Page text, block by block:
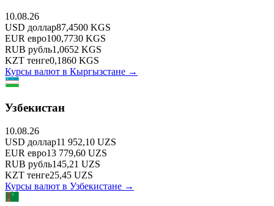
10.08.26
USD доллар87,4500 KGS
EUR евро100,7730 KGS
RUB рубль1,0652 KGS
KZT тенге0,1860 KGS
Курсы валют в Кыргызстане →
Узбекистан
10.08.26
USD доллар11 952,10 UZS
EUR евро13 779,60 UZS
RUB рубль145,21 UZS
KZT тенге25,45 UZS
Курсы валют в Узбекистане →